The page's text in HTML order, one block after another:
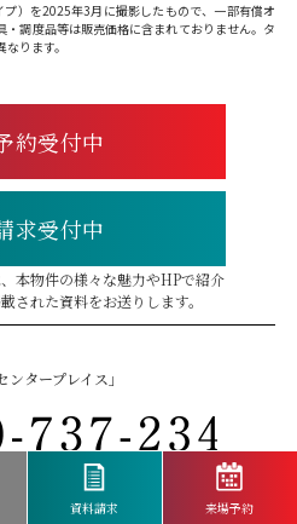
）を2025年3月に撮影したもので、一部有償オ
・調度品等は販売価格に含まれておりません。タ
ります。
求受付中
本物件の様々な魅力やHPで紹介
された資料をお送りします。
約受付中
ンタープレイス」
木曜・第3火曜（祝日除く）
ご利用になれます。
資料請求 来場予約